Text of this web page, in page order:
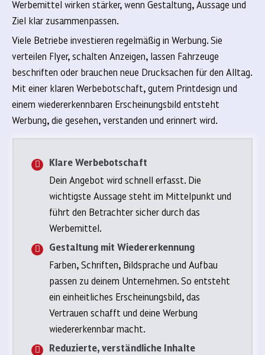
Werbemittel wirken stärker, wenn Gestaltung, Aussage und
Ziel klar zusammenpassen.
Viele Betriebe investieren regelmäßig in Werbung. Sie
verteilen Flyer, schalten Anzeigen, lassen Fahrzeuge
beschriften oder brauchen neue Drucksachen für den Alltag.
Mit einer klaren Werbebotschaft, gutem Printdesign und
einem wiedererkennbaren Erscheinungsbild entsteht
Werbung, die gesehen, verstanden und erinnert wird.
Klare Werbebotschaft
Dein Angebot wird schnell erfasst. Die
wichtigste Aussage steht im Mittelpunkt und
führt den Betrachter sicher durch das
Werbemittel.
Gestaltung mit Wiedererkennung
Farben, Schriften, Bildsprache und Aufbau
passen zu deinem Unternehmen. So entsteht
ein einheitliches Erscheinungsbild, das
Vertrauen schafft und deine Werbung
wiedererkennbar macht.
Reduzierte, verständliche Inhalte